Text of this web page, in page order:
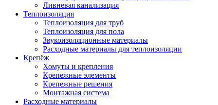
Ливневая канализация
Теплоизоляция
Теплоизоляция для труб
Теплоизоляция для пола
Звукоизоляционные материалы
Расходные материалы для теплоизоляции
Крепёж
Хомуты и крепления
Крепежные элементы
Крепежные решения
Монтажная система
Расходные материалы